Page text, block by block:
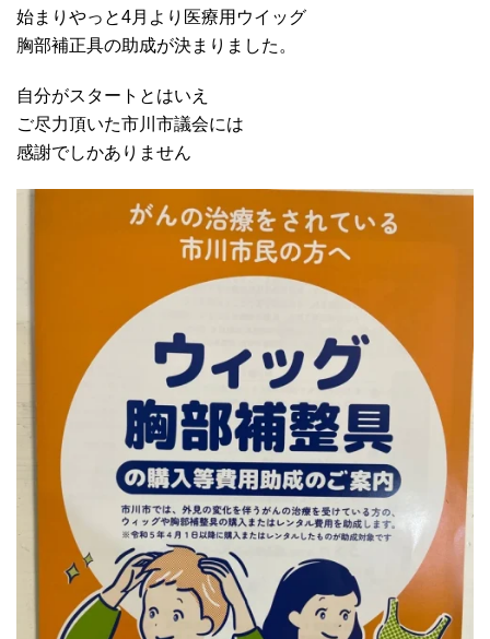
始まりやっと4月より医療用ウイッグ
胸部補正具の助成が決まりました。
自分がスタートとはいえ
ご尽力頂いた市川市議会には
感謝でしかありません